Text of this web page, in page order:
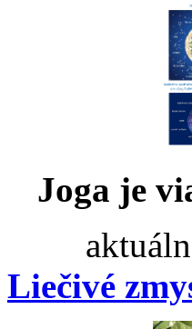
Joga je
Liečivé